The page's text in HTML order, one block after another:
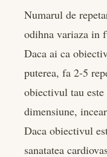
Numarul de
odihna variaza in
Daca ai ca
puterea, fa 2-5
obiectivul tau
dimensiune,
Daca obiectivul
sanatatea